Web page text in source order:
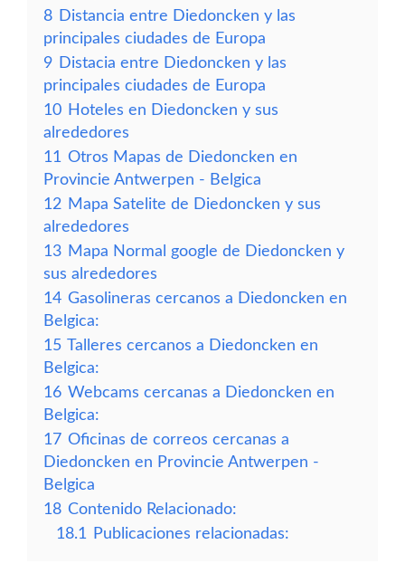
8 Distancia entre Diedoncken y las
principales ciudades de Europa
9 Distacia entre Diedoncken y las
principales ciudades de Europa
10 Hoteles en Diedoncken y sus
alrededores
11 Otros Mapas de Diedoncken en
Provincie Antwerpen - Belgica
12 Mapa Satelite de Diedoncken y sus
alrededores
13 Mapa Normal google de Diedoncken y
sus alrededores
14 Gasolineras cercanos a Diedoncken en
Belgica:
15 Talleres cercanos a Diedoncken en
Belgica:
16 Webcams cercanas a Diedoncken en
Belgica:
17 Oficinas de correos cercanas a
Diedoncken en Provincie Antwerpen -
Belgica
18 Contenido Relacionado:
18.1
Publicaciones relacionadas: